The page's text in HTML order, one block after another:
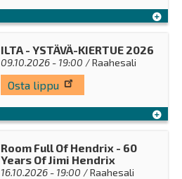
ILTA - YSTÄVÄ-KIERTUE 2026
09.10.2026 - 19:00 / Raahesali
Osta lippu
Room Full Of Hendrix - 60
Years Of Jimi Hendrix
16.10.2026 - 19:00 / Raahesali